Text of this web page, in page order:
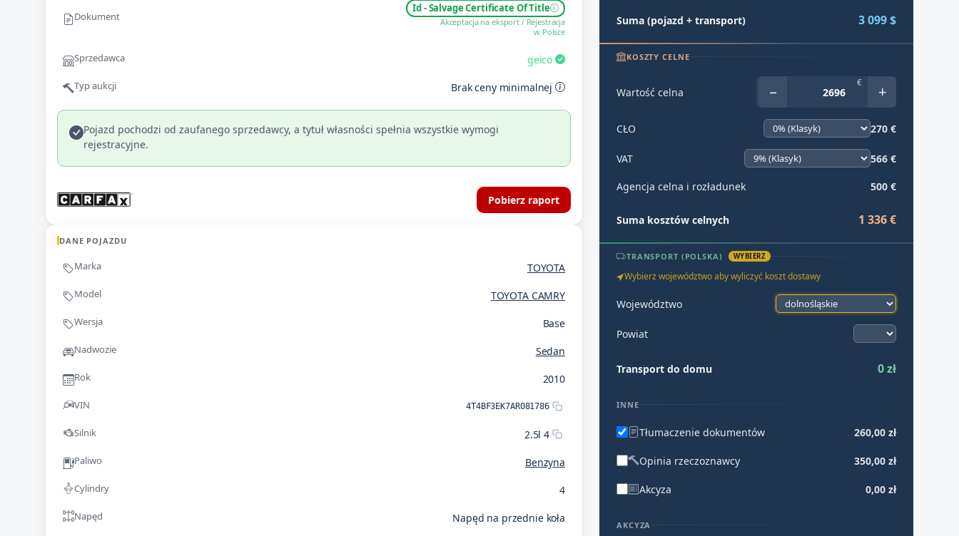
Dokument
Id - Salvage Certificate Of Title
Akceptacja na eksport / Rejestracja
w Polsce
Sprzedawca geico
Typ aukcji Brak ceny minimalnej
Pojazd pochodzi od zaufanego sprzedawcy, a tytuł własności spełnia wszystkie wymogi
rejestracyjne.
Pobierz raport
DANE POJAZDU
Marka TOYOTA
Model TOYOTA CAMRY
Wersja Base
Nadwozie Sedan
Rok 2010
VIN 4T4BF3EK7AR081786
Silnik 2.5l 4
Paliwo Benzyna
Cylindry 4
Napęd Napęd na przednie koła
Suma (pojazd + transport) 3 099 $
KOSZTY CELNE
Wartość celna − € +
CŁO 270 €
VAT 566 €
Agencja celna i rozładunek 500 €
Suma kosztów celnych 1 336 €
TRANSPORT (POLSKA) WYBIERZ
Wybierz województwo aby wyliczyć koszt dostawy
Województwo
Powiat
Transport do domu 0 zł
INNE
Tłumaczenie dokumentów 260,00 zł
Opinia rzeczoznawcy 350,00 zł
Akcyza 0,00 zł
AKCYZA